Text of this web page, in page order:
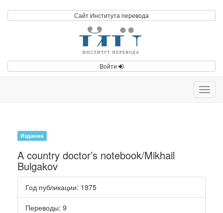
Сайт Института перевода
Войти
Издания
A country doctor’s notebook/Mikhail
Bulgakov
Год публикации: 1975
Переводы: 9